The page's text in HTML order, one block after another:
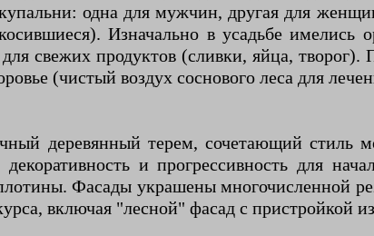
одна для мужчин, другая для
Изначально в усадьбе
свежих продуктов (сливки, яйца,
(чистый воздух соснового леса для
деревянный терем, сочетающий стиль
и прогрессивность для
Фасады украшены многочисленной
включая "лесной" фасад с пристройкой